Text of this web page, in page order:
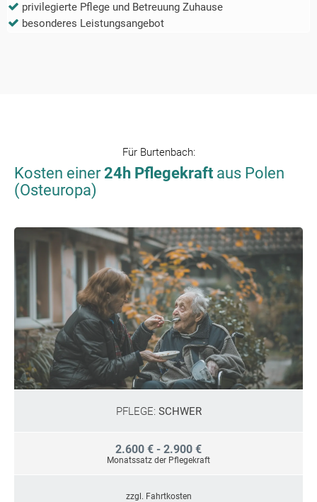
privilegierte Pflege und Betreuung Zuhause
besonderes Leistungsangebot
Für Burtenbach:
Kosten einer24h Pflegekraft aus Polen
(Osteuropa)
PFLEGE: SCHWER
2.600 € - 2.900 €
Monatssatz der Pflegekraft
zzgl. Fahrtkosten